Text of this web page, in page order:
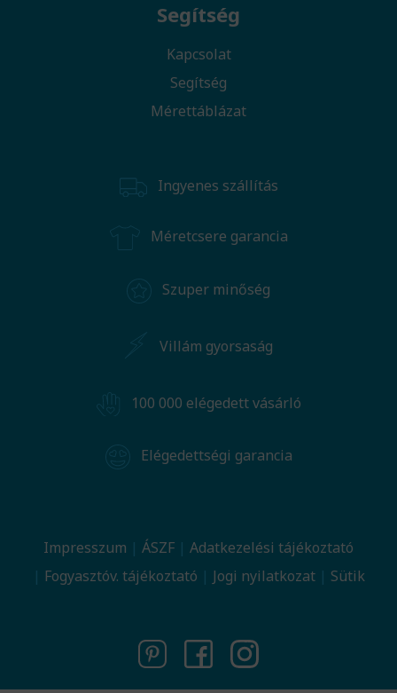
Segítség
Kapcsolat
Segítség
Mérettáblázat
Ingyenes szállítás
Méretcsere garancia
Szuper minőség
Villám gyorsaság
100 000 elégedett vásárló
Elégedettségi garancia
Impresszum ÁSZF
Adatkezelési tájékoztató
Fogyasztóv. tájékoztató
Jogi nyilatkozat Sütik